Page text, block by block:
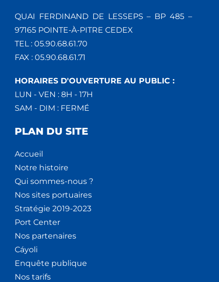
QUAI FERDINAND DE LESSEPS – BP 485 –
97165 POINTE-À-PITRE CEDEX
TEL : 05.90.68.61.70
FAX : 05.90.68.61.71
HORAIRES D'OUVERTURE AU PUBLIC :
LUN - VEN : 8H - 17H
SAM - DIM : FERMÉ
PLAN DU SITE
Accueil
Notre histoire
Qui sommes-nous ?
Nos sites portuaires
Stratégie 2019-2023
Port Center
Nos partenaires
Cáyoli
Enquête publique
Nos tarifs